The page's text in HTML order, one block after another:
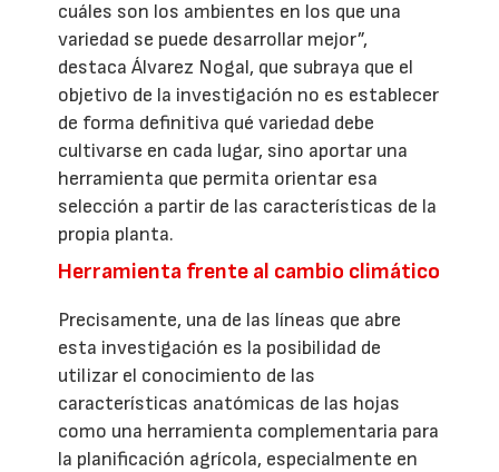
cuáles son los ambientes en los que una
variedad se puede desarrollar mejor”,
destaca Álvarez Nogal, que subraya que el
objetivo de la investigación no es establecer
de forma definitiva qué variedad debe
cultivarse en cada lugar, sino aportar una
herramienta que permita orientar esa
selección a partir de las características de la
propia planta.
Herramienta frente al cambio climático
Precisamente, una de las líneas que abre
esta investigación es la posibilidad de
utilizar el conocimiento de las
características anatómicas de las hojas
como una herramienta complementaria para
la planificación agrícola, especialmente en